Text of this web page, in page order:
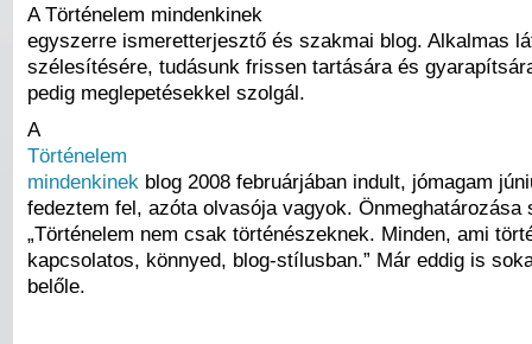
A Történelem mindenkinek
egyszerre ismeretterjesztő és szakmai blog. Alkalmas
szélesítésére, tudásunk frissen tartására és
pedig meglepetésekkel szolgál.
A
Történelem
mindenkinek blog 2008 februárjában indult, jómagam
fedeztem fel, azóta olvasója vagyok. Önmeghatározása
„Történelem nem csak történészeknek. Minden, ami
kapcsolatos, könnyed, blog-stílusban.” Már eddig is
belőle.